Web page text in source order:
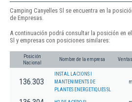
Camping Canyelles Sl se encuentra en la
de Empresas.
A continuación podrá consultar la posición en
Sl y empresas con posiciones similares:
Posición
Nacional
Nombre de la empresa
136.303
INSTAL LACIONS I
MANTENIMENTS DE
PLANTES ENERGETIQUES SL